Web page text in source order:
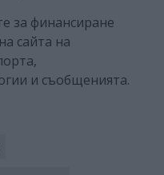
за финансиране
сайта на
и съобщенията.